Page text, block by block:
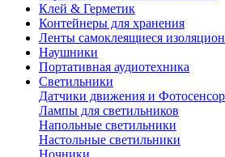
Клей & Герметик
Контейнеры для хранения
Ленты самоклеящиеся
Наушники
Портативная аудиотехника
Светильники
Датчики движения и
Лампы для светильников
Напольные светильники
Настольные светильники
Ночники